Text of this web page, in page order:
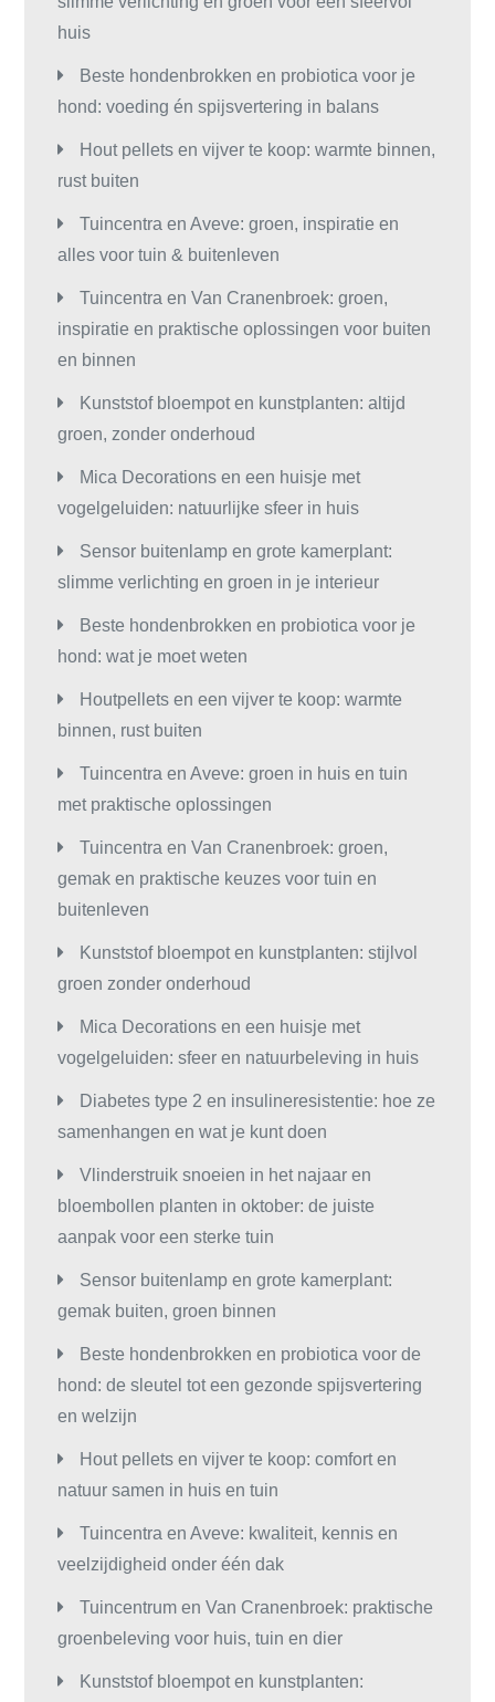
huis
Beste hondenbrokken en probiotica voor je
hond: voeding én spijsvertering in balans
Hout pellets en vijver te koop: warmte binnen,
rust buiten
Tuincentra en Aveve: groen, inspiratie en
alles voor tuin & buitenleven
Tuincentra en Van Cranenbroek: groen,
inspiratie en praktische oplossingen voor buiten
en binnen
Kunststof bloempot en kunstplanten: altijd
groen, zonder onderhoud
Mica Decorations en een huisje met
vogelgeluiden: natuurlijke sfeer in huis
Sensor buitenlamp en grote kamerplant:
slimme verlichting en groen in je interieur
Beste hondenbrokken en probiotica voor je
hond: wat je moet weten
Houtpellets en een vijver te koop: warmte
binnen, rust buiten
Tuincentra en Aveve: groen in huis en tuin
met praktische oplossingen
Tuincentra en Van Cranenbroek: groen,
gemak en praktische keuzes voor tuin en
buitenleven
Kunststof bloempot en kunstplanten: stijlvol
groen zonder onderhoud
Mica Decorations en een huisje met
vogelgeluiden: sfeer en natuurbeleving in huis
Diabetes type 2 en insulineresistentie: hoe ze
samenhangen en wat je kunt doen
Vlinderstruik snoeien in het najaar en
bloembollen planten in oktober: de juiste
aanpak voor een sterke tuin
Sensor buitenlamp en grote kamerplant:
gemak buiten, groen binnen
Beste hondenbrokken en probiotica voor de
hond: de sleutel tot een gezonde spijsvertering
en welzijn
Hout pellets en vijver te koop: comfort en
natuur samen in huis en tuin
Tuincentra en Aveve: kwaliteit, kennis en
veelzijdigheid onder één dak
Tuincentrum en Van Cranenbroek: praktische
groenbeleving voor huis, tuin en dier
Kunststof bloempot en kunstplanten: